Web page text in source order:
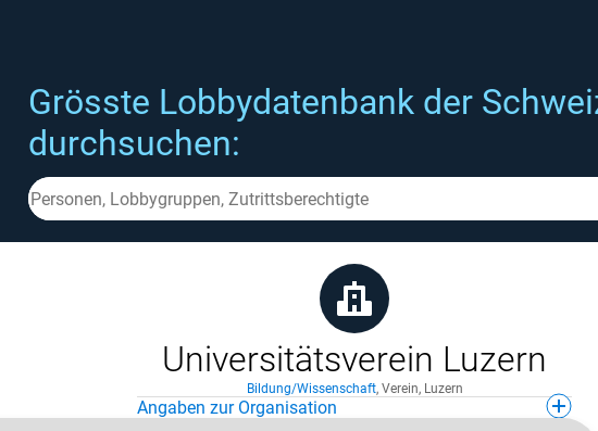
Grösste Lobbydatenbank der
durchsuchen:
Universitätsverein Luzern
Bildung/Wissenschaft, Verein, Luzern
Angaben zur Organisation